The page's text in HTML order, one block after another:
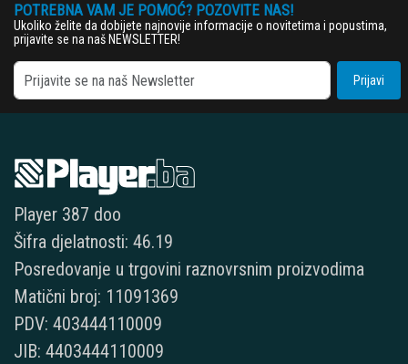
POTREBNA VAM JE POMOĆ? POZOVITE NAS!
Ukoliko želite da dobijete najnovije informacije o novitetima i popustima,
prijavite se na naš NEWSLETTER!
Prijavi
Player 387 doo
Šifra djelatnosti: 46.19
Posredovanje u trgovini raznovrsnim proizvodima
Matični broj: 11091369
PDV: 403444110009
JIB: 4403444110009